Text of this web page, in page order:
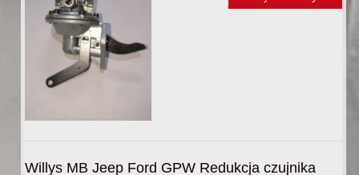
Willys MB Jeep Ford GPW Redukcja czujnika